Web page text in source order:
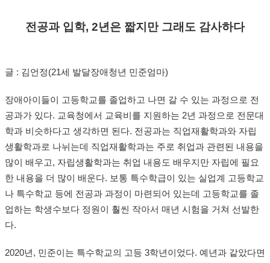
전공과 입학, 2년은 짧지만 그래도 감사하다
글 : 김언정(21세 발달장애청년 민준엄마)
장애아이들이 고등학교를 졸업하고 나면 갈 수 있는 과정으로 전
공과가 있다. 교육청에서 교육비를 지원하는 2년 과정으로 전문대
학과 비슷하다고 생각하면 된다. 전공과는 직업재활학과와 자립
생활학과로 나뉘는데 직업재활학과는 주로 취업과 관련된 내용을
많이 배우고, 자립생활학과는 취업 내용도 배우지만 자립에 필요
한 내용을 더 많이 배운다. 보통 특수학급이 있는 실업계 고등학교
나 특수학교 등에 전공과 과정이 마련되어 있는데 고등학교를 졸
업하는 학생수보다 정원이 훨씬 작아서 매년 시험을 거쳐 선발한
다.
2020년, 민준이는 특수학교의 고등 3학년이었다. 예년과 같았다면